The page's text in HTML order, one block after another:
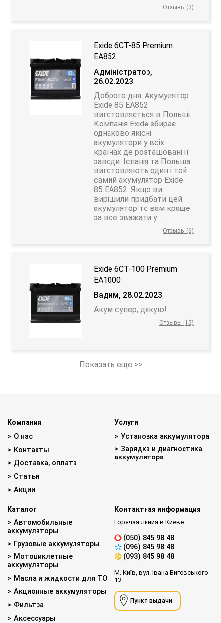
Отзывы (3)
Exide 6СТ-85 Premium
EA852
Адміністратор,
26.02.2023
Доброго дня. Акумулятор
Exide 85 EA852
виготовляється в Польші.
Компанія Exide збирає
однаково якісні
акумулятори у всіх
країнах де розташовані її
заводи. Іспанія та Польша
виготовляють один і той
самий акумулятор Exide
85 EA852. Якщо ви
вирішили придбати цей
акумулятор то вам краще
за все зважати у ...
Отзывы (6)
Exide 6СТ-100 Premium
EA1000
Вадим, 28.02.2023
Акум супер, дякую!
Отзывы (15)
Показать еще >>
Компания
О нас
Контакты
Доставка, оплата
Статьи
Акции
Услуги
Установка аккумулятора
Зарядка и диагностика
аккумулятора
Каталог
Автомобильные
аккумуляторы
Грузовые аккумуляторы
Мотоциклетные
аккумуляторы
Масла и жидкости для ТО
Акционные аккумуляторы
Фильтра
Аксессуары
Контактная информация
Горячая линия в Киеве
(050) 845 98 48
(096) 845 98 48
(093) 845 98 48
М. Київ, вул. Івана Виговського
13
Пункт выдачи